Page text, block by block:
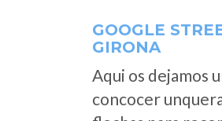
GOOGLE
GIRONA
Aqui os dejamos
concocer